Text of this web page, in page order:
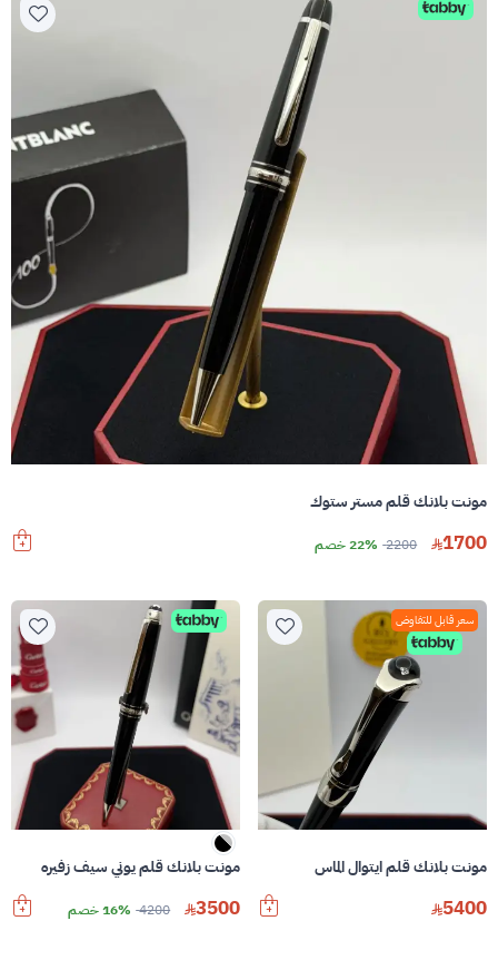
مونت بلانك قلم مستر ستوك
1700
2200 22% خصم
سعر قابل للتفاوض
مونت بلانك قلم ايتوال الماس
5400
مونت بلانك قلم يوني سيف زفيره
3500
4200 16% خصم